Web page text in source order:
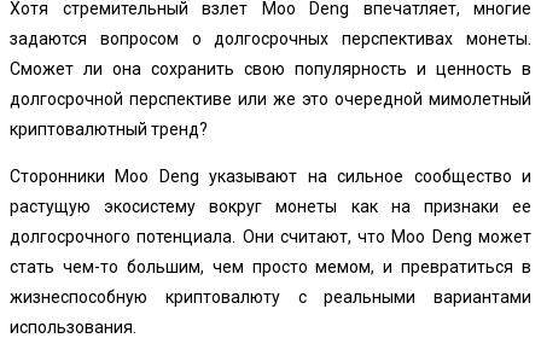
Хотя стремительный взлет Moo Deng впечатляет, многие
задаются вопросом о долгосрочных перспективах монеты.
Сможет ли она сохранить свою популярность и ценность в
долгосрочной перспективе или же это очередной мимолетный
криптовалютный тренд?
Сторонники Moo Deng указывают на сильное сообщество и
растущую экосистему вокруг монеты как на признаки ее
долгосрочного потенциала. Они считают, что Moo Deng может
стать чем-то большим, чем просто мемом, и превратиться в
жизнеспособную криптовалюту с реальными вариантами
использования.